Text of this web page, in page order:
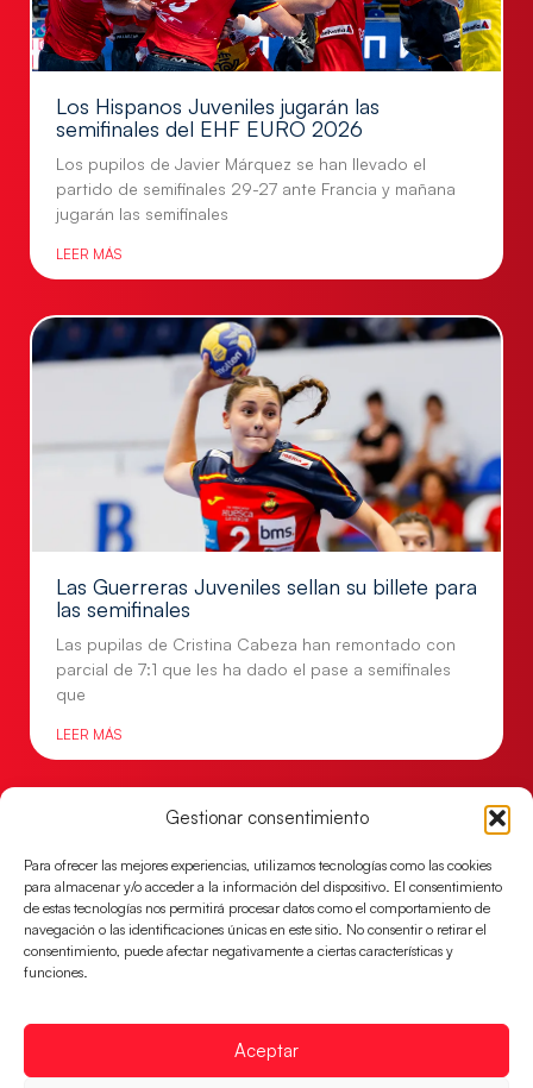
Gestionar consentimiento
Para ofrecer las mejores experiencias, utilizamos tecnologías como las cookies
para almacenar y/o acceder a la información del dispositivo. El consentimiento
de estas tecnologías nos permitirá procesar datos como el comportamiento de
navegación o las identificaciones únicas en este sitio. No consentir o retirar el
consentimiento, puede afectar negativamente a ciertas características y
funciones.
Aceptar
Los Hispanos Juveniles jugarán las
semifinales del EHF EURO 2026
Los pupilos de Javier Márquez se han llevado el
partido de semifinales 29-27 ante Francia y mañana
jugarán las semifinales
LEER MÁS
Las Guerreras Juveniles sellan su billete para
las semifinales
Las pupilas de Cristina Cabeza han remontado con
parcial de 7:1 que les ha dado el pase a semifinales
que
LEER MÁS
Un clásico ante Francia para buscar el